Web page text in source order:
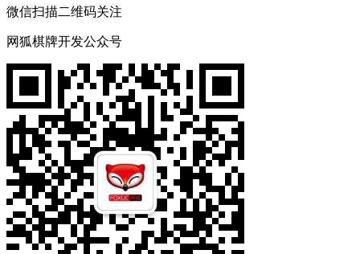
微信扫描二维码关注
网狐棋牌开发公众号